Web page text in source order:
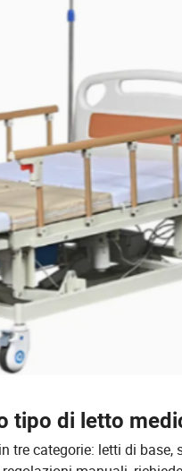
tipo di letto
tre categorie: letti di base,